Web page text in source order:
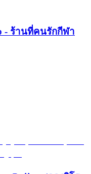
- ร้านที่คนรักกีฬา